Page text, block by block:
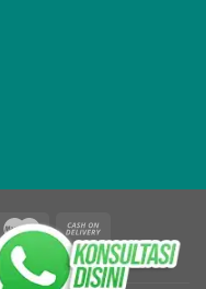
CONTACT FAQ